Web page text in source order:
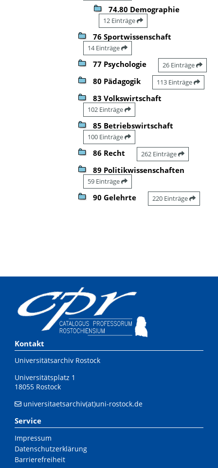
74.80 Demographie
12 Einträge
76 Sportwissenschaft
14 Einträge
77 Psychologie 26 Einträge
80 Pädagogik 113 Einträge
83 Volkswirtschaft
102 Einträge
85 Betriebswirtschaft
100 Einträge
86 Recht 262 Einträge
89 Politikwissenschaften
59 Einträge
90 Gelehrte 220 Einträge
Kontakt
Universitätsarchiv Rostock
Universitätsplatz 1
18055 Rostock
universitaetsarchiv(at)uni-rostock.de
Service
Impressum
Datenschutzerklärung
Barrierefreiheit